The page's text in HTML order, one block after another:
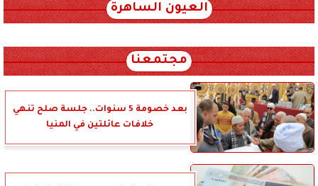
العيون الساهرة
مجتمعنا
بعد خصومة 5 سنوات.. جلسة صلح تنهي
خلافات عائلتين في المنيا